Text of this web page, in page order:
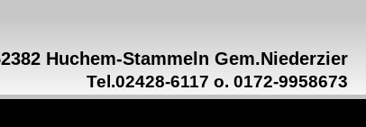
Huchem-Stammeln Gem.Niederzier
Tel.02428-6117 o. 0172-9958673